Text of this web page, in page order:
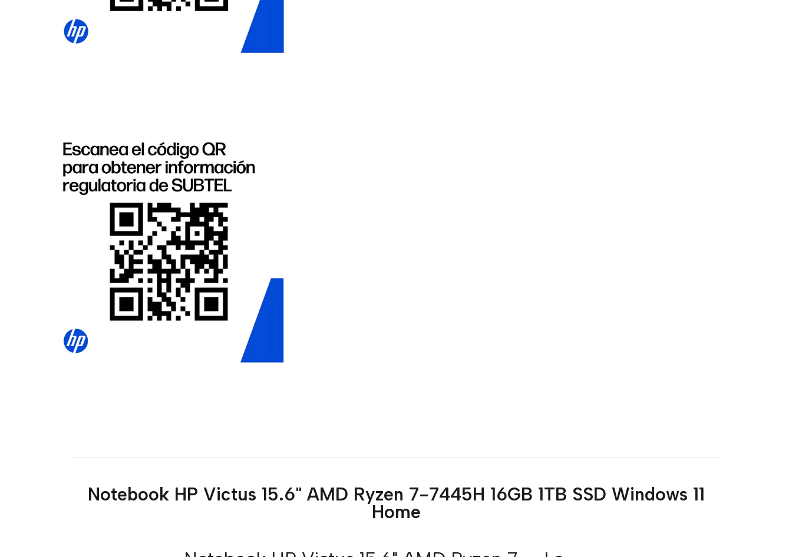
Notebook HP Victus 15.6" AMD Ryzen 7-7445H 16GB 1TB SSD Windows 11
Home